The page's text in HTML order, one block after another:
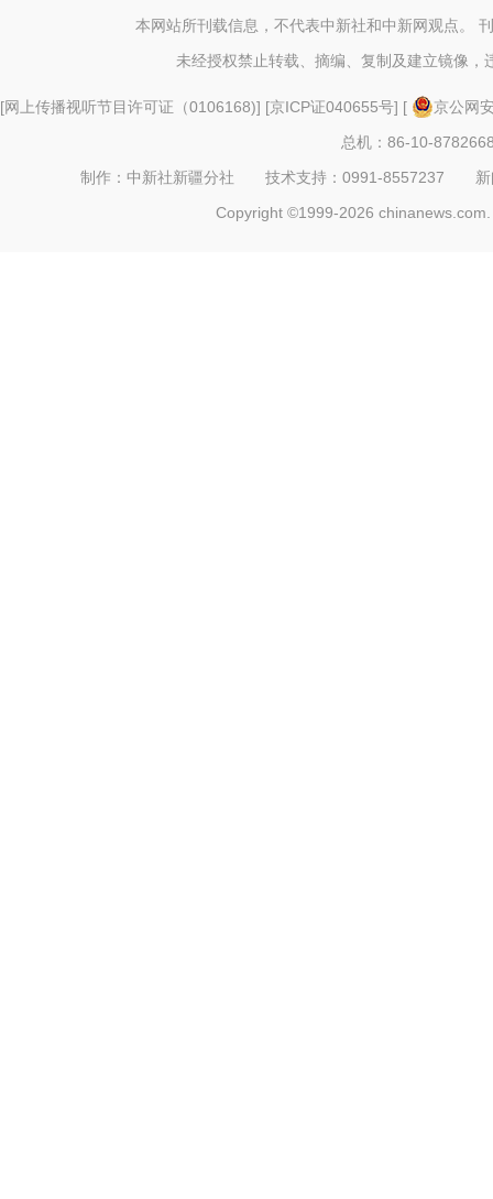
本网站所刊载信息，不代表中新社和中新网观点。
未经授权禁止转载、摘编、复制及建立镜像，
[网上传播视听节目许可证（0106168)] [京ICP证040655号] [
京公网
总机：86-10-
制作：中新社新疆分社 技术支持：0991-8557237
Copyright ©1999-2026